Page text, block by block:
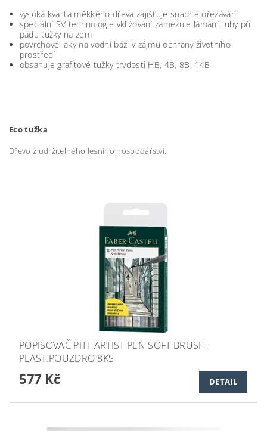
vysoká kvalita měkkého dřeva zajišťuje snadné ořezávání
speciální SV technologie vkližování zamezuje lámání tuhy při
pádu tužky na zem
povrchové laky na vodní bázi v zájmu ochrany životního
prostředí
obsahuje grafitové tužky trvdosti HB, 4B, 8B, 14B
Eco tužka
Dřevo z udržitelného lesního hospodářství.
POPISOVAČ PITT ARTIST PEN SOFT BRUSH,
PLAST.POUZDRO 8KS
577 Kč DETAIL